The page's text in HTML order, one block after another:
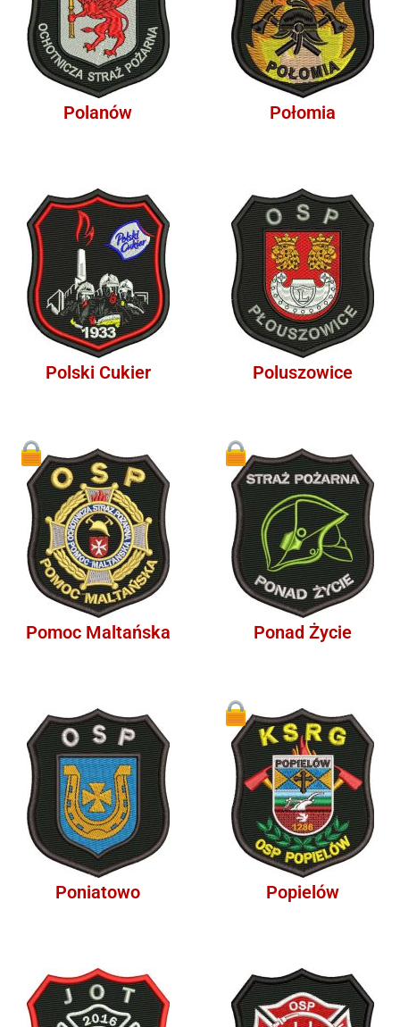
Polanów Połomia
Polski Cukier Poluszowice
Pomoc Maltańska Ponad Życie
Poniatowo Popielów